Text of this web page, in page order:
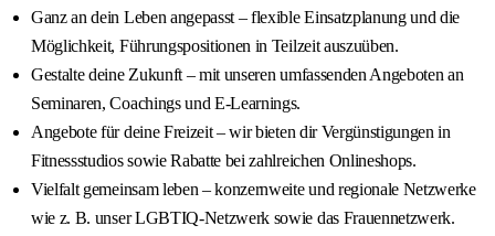
Ganz an dein Leben angepasst – flexible Einsatzplanung und die
Möglichkeit, Führungspositionen in Teilzeit auszuüben.
Gestalte deine Zukunft – mit unseren umfassenden Angeboten an
Seminaren, Coachings und E‑Learnings.
Angebote für deine Freizeit – wir bieten dir Vergünstigungen in
Fitnessstudios sowie Rabatte bei zahlreichen Onlineshops.
Vielfalt gemeinsam leben – konzernweite und regionale Netzwerke
wie z. B. unser LGBTIQ-Netzwerk sowie das Frauennetzwerk.